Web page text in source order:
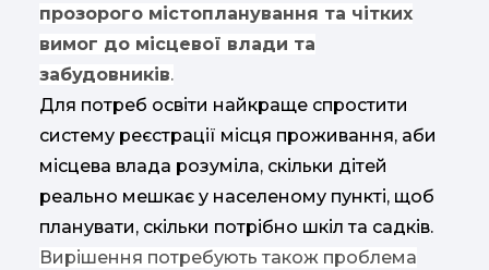
прозорого містопланування та чітких
вимог до місцевої влади та
забудовників.
Для потреб освіти найкраще спростити
систему реєстрації місця проживання, аби
місцева влада розуміла, скільки дітей
реально мешкає у населеному пункті, щоб
планувати, скільки потрібно шкіл та садків.
Вирішення потребують також проблема